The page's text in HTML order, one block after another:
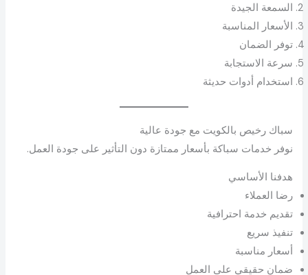
السمعة الجيدة
الأسعار المناسبة
توفر الضمان
سرعة الاستجابة
استخدام أدوات حديثة
سباك رخيص بالكويت مع جودة عالية
نوفر خدمات سباكة بأسعار ممتازة دون التأثير على جودة العمل.
هدفنا الأساسي
رضا العملاء
تقديم خدمة احترافية
تنفيذ سريع
أسعار مناسبة
ضمان حقيقي على العمل